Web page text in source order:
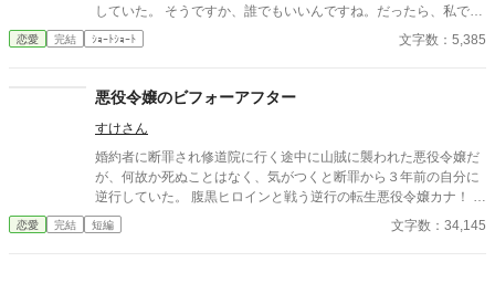
していた。 そうですか、誰でもいいんですね。だったら、私でな
くてもよいですよね？ 最初、この馬鹿子息を主人公に書いていた
のですが なんだか、先にこのお嬢様のお話を書いたほうが 彼の心
ました。来週お馬鹿君のストーリーを投稿させていただきます。
恋愛 完結 ｼｮｰﾄｼｮｰﾄ 文字数：5,385
悪役令嬢のビフォーアフター
すけさん
婚約者に断罪され修道院に行く途中に山賊に襲われた悪役令嬢だ
が、何故か死ぬことはなく、気がつくと断罪から３年前の自分に
逆行していた。 腹黒ヒロインと戦う逆行の転生悪役令嬢カナ！ と
りあえずダイエットしなきゃ！ そんな中、 あれ？婚約者も何か昔
と態度が違う気がするんだけど・・・ そんな私に新たに出会い
恋愛 完結 短編 文字数：34,145